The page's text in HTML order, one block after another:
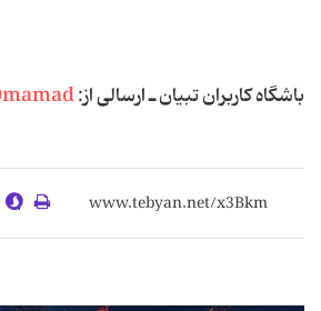
باشگاه كاربران تبیان ـ ارسالی از: